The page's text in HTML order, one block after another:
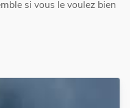
si vous le voulez bien